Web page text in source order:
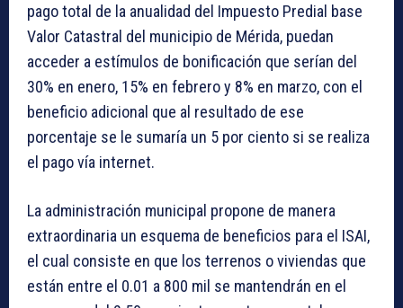
pago total de la anualidad del Impuesto Predial base
Valor Catastral del municipio de Mérida, puedan
acceder a estímulos de bonificación que serían del
30% en enero, 15% en febrero y 8% en marzo, con el
beneficio adicional que al resultado de ese
porcentaje se le sumaría un 5 por ciento si se realiza
el pago vía internet.
La administración municipal propone de manera
extraordinaria un esquema de beneficios para el ISAI,
el cual consiste en que los terrenos o viviendas que
están entre el 0.01 a 800 mil se mantendrán en el